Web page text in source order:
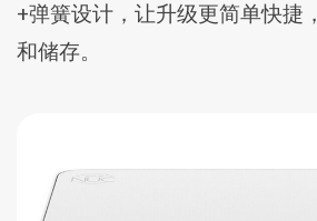
+弹簧设计，让升级更简单快捷
和储存。